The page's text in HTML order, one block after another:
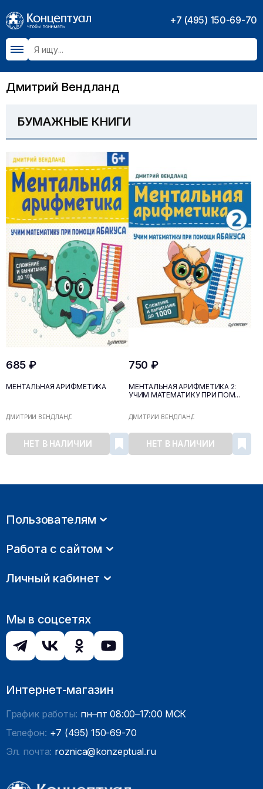
+7 (495) 150-69-70
Дмитрий Вендланд
БУМАЖНЫЕ КНИГИ
685 ₽
МЕНТАЛЬНАЯ АРИФМЕТИКА
ДМИТРИЙ ВЕНДЛАНД
НЕТ В НАЛИЧИИ
750 ₽
МЕНТАЛЬНАЯ АРИФМЕТИКА 2:
УЧИМ МАТЕМАТИКУ ПРИ ПОМ...
ДМИТРИЙ ВЕНДЛАНД
НЕТ В НАЛИЧИИ
Пользователям
Работа с сайтом
Личный кабинет
Мы в соцсетях
Интернет-магазин
График работы: пн–пт 08:00–17:00 МСК
Телефон: +7 (495) 150-69-70
Эл. почта: roznica@konzeptual.ru